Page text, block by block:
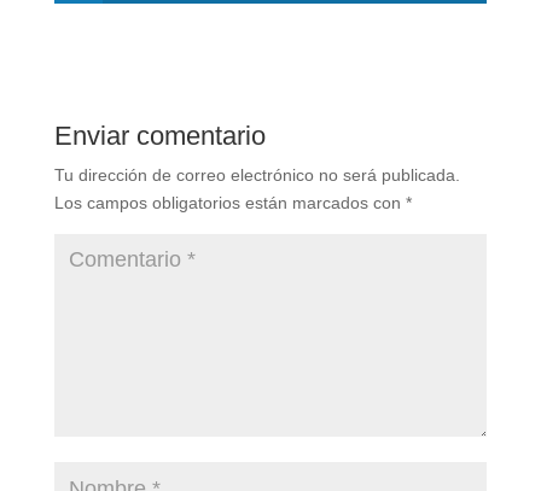
Enviar comentario
Tu dirección de correo electrónico no será publicada.
Los campos obligatorios están marcados con *